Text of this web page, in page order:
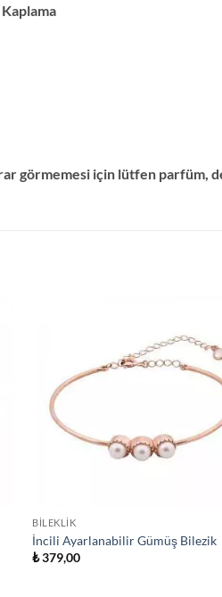
görmemesi için lütfen parfüm,
BILEKLIK
İncili Ayarlanabilir Gümüş Bilezik
₺379,00